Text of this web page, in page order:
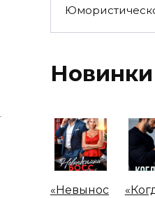
Новинки
«Невынос